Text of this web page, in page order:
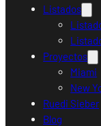
Listados
Proyectos
Miami
New
Ruedi Sieber
Blog